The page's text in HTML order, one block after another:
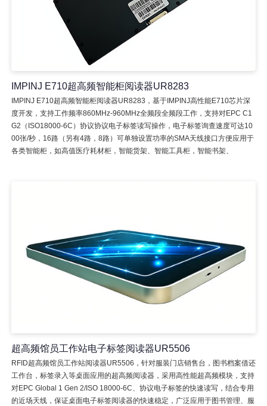
IMPINJ E710超高频智能柜阅读器UR8283
IMPINJ E710超高频智能柜阅读器UR8283，基于IMPINJ高性能E710芯片深
度开发，支持工作频率860MHz-960MHz全频段全频段工作，支持对EPC C1
G2（ISO18000-6C）协议协议电子标签读写操作，电子标签询查速度可达10
00张/秒，16路（另有4路，8路）可单独设置功率的SMA天线接口方便应用于
各类智能柜，如高值医疗耗材柜，智能货架、智能工具柜，智能书架、
超高频馆员工作站电子标签阅读器UR5506
RFID超高频馆员工作站阅读器UR5506，针对服装门店销售台，图书档案借还
工作台，标签录入等桌面应用的超高频阅读器，采用高性能超高频模块，支持
对EPC Global 1 Gen 2/ISO 18000-6C、协议电子标签的快速读写，结合专用
的近场天线，保证桌面电子标签阅读器的快速稳定，广泛应用于图书管理、服